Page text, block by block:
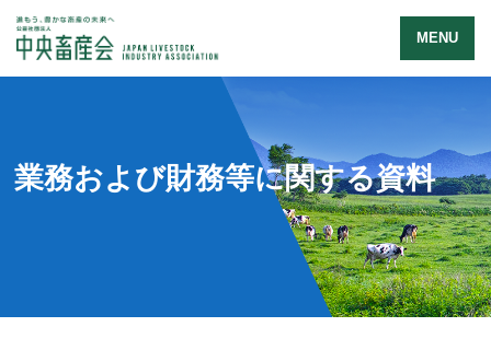
MENU
業務および財務等に関する資料